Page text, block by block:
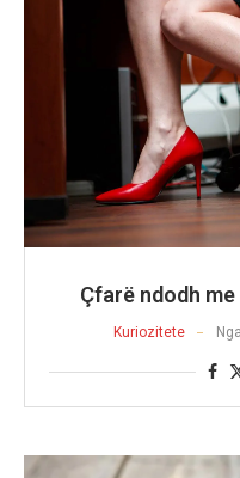
Çfarë ndodh
Kuriozitete Nga